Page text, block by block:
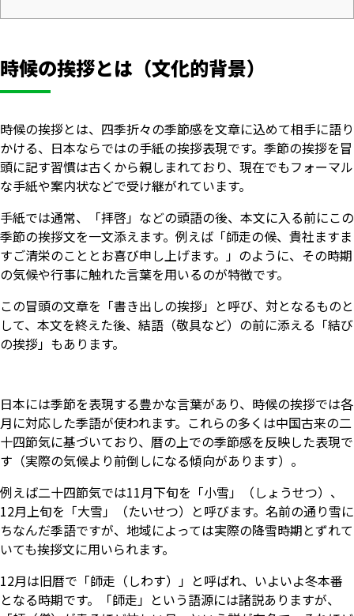
時候の挨拶とは（文化的背景）
時候の挨拶とは、四季折々の季節感を文章に込めて相手に語り
かける、日本ならではの手紙の挨拶表現です。季節の挨拶を冒
頭に記す習慣は古くから親しまれており、現在でもフォーマル
な手紙や案内状などで受け継がれています。
手紙では通常、「拝啓」などの頭語の後、本文に入る前にこの
季節の挨拶文を一文添えます。例えば「師走の候、貴社ますま
すご清栄のこととお喜び申し上げます。」のように、その時期
の気候や行事に触れた言葉を用いるのが特徴です。
この冒頭の文章を「書き出しの挨拶」と呼び、対となるものと
して、本文を終えた後、結語（敬具など）の前に添える「結び
の挨拶」もあります。
日本には季節を表現する豊かな言葉があり、時候の挨拶では各
月に対応した季語が使われます。これらの多くは中国古来の二
十四節気に基づいており、暦の上での季節感を反映した表現で
す（実際の気候より前倒しになる傾向があります）。
例えば二十四節気では11月下旬を「小雪」（しょうせつ）、
12月上旬を「大雪」（たいせつ）と呼びます。名前の通り雪に
ちなんだ季語ですが、地域によっては実際の降雪時期とずれて
いても挨拶文に用いられます。
12月は旧暦で「師走（しわす）」と呼ばれ、いよいよ冬本番
となる時期です。「師走」という語源には諸説ありますが、